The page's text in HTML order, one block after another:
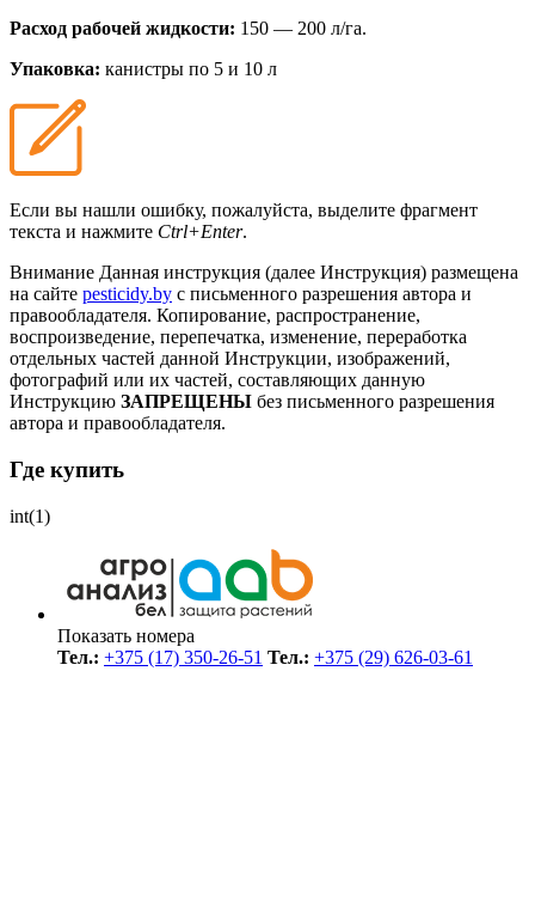
Расход рабочей жидкости: 150 — 200 л/га.
Упаковка: канистры по 5 и 10 л
Если вы нашли ошибку, пожалуйста, выделите фрагмент
текста и нажмите Ctrl+Enter.
Внимание Данная инструкция (далее Инструкция) размещена
на сайте pesticidy.by с письменного разрешения автора и
правообладателя. Копирование, распространение,
воспроизведение, перепечатка, изменение, переработка
отдельных частей данной Инструкции, изображений,
фотографий или их частей, составляющих данную
Инструкцию ЗАПРЕЩЕНЫ без письменного разрешения
автора и правообладателя.
Где купить
int(1)
Показать номера
Тел.: +375 (17) 350-26-51 Тел.: +375 (29) 626-03-61